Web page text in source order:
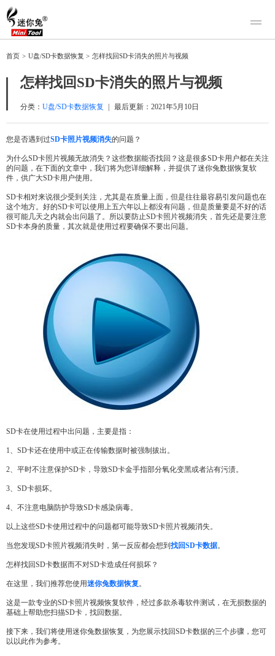
产品
迷你兔分区向导
下载
购买
关于我们
关于迷你兔
联系我们
首页 > U盘/SD卡数据恢复 > 怎样找回SD卡消失的照片与视频
怎样找回SD卡消失的照片与视频
分类： U盘/SD卡数据恢复 最后更新： 2021年5月10日
您是否遇到过SD卡照片视频消失的问题？
为什么SD卡照片视频无故消失？这些数据能否找回？这是很多SD卡用户都在关注
的问题，在下面的文章中，我们将为您详细解释，并提供了迷你兔数据恢复软
件，供广大SD卡用户使用。
SD卡相对来说很少受到关注，尤其是在质量上面，但是往往最容易引发问题也在
这个地方。好的SD卡可以使用上五六年以上都没有问题，但是质量要是不好的话
很可能几天之内就会出问题了。所以要防止SD卡照片视频消失，首先还是要注意
SD卡本身的质量，其次就是使用过程要确保不要出问题。
SD卡在使用过程中出问题，主要是指：
1、SD卡还在使用中或正在传输数据时被强制拔出。
2、平时不注意保护SD卡，导致SD卡金手指部分氧化变黑或者沾有污渍。
3、SD卡损坏。
4、不注意电脑防护导致SD卡感染病毒。
以上这些SD卡使用过程中的问题都可能导致SD卡照片视频消失。
当您发现SD卡照片视频消失时，第一反应都会想到 找回SD卡数据。
怎样找回SD卡数据而不对SD卡造成任何损坏？
在这里，我们推荐您使用迷你兔数据恢复。
这是一款专业的SD卡照片视频恢复软件，经过多款杀毒软件测试，在无损数据的
基础上帮助您扫描SD卡，找回数据。
接下来，我们将使用迷你兔数据恢复，为您展示找回SD卡数据的三个步骤，您可
以以此作为参考。